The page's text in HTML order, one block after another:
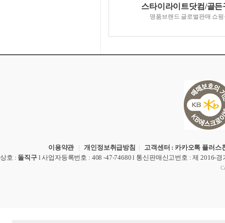
스타이라이트닷컴/골든
명품브랜드 글로벌판매 쇼
이용약관 |개인정보취급방침 | 고객센터 : 카카오톡 플러스
상호 : 돌직구 l사업자등록번호 : 408 -47-74680 l 통신판매신고번호 : 제 2016-